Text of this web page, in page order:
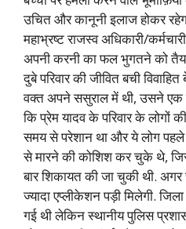
उचित और कानूनी इलाज होकर
महाभ्रष्ट राजस्व अधिकारी/
अपनी करनी का फल भुगतने को
दुबे परिवार की जीवित बची
वक्त अपने ससुराल में थी, उसने एक
कि प्रेम यादव के परिवार के लोगों
समय से परेशान था और ये लोग पहले
से मारने की कोशिश कर चुके थे,
बार शिकायत की जा चुकी थी.
ज्यादा एप्लीकेशन पड़ी मिलेगी.
गई थी लेकिन स्थानीय पुलिस